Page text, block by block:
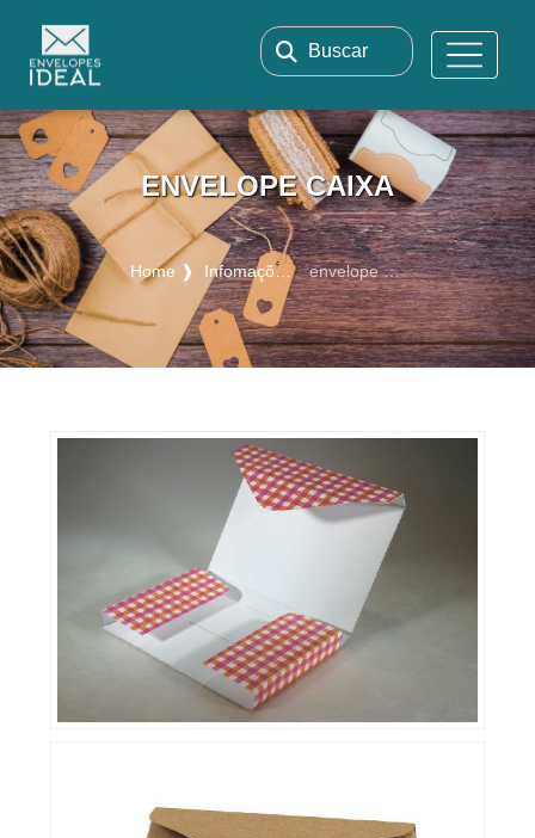
Buscar
ENVELOPE CAIXA
Home ❱ Infomações ❱ envelope caixa